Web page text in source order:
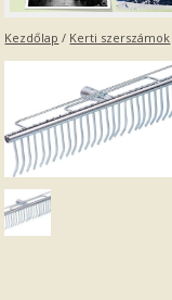
Kezdőlap / Kerti szerszámok